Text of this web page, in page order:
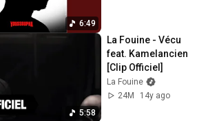
6:49
5:58
La Fouine - Vécu
feat. Kamelancien
[Clip Officiel]
La Fouine
24M
14y ago